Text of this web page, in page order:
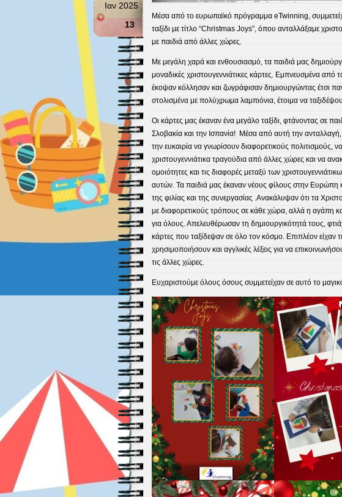
Ιαν 2025
13
Μέσα από το ευρωπαϊκό πρόγραμμα eTwinning,
ταξίδι με τίτλο “Christmas Joys”, όπου ανταλλάξαμε
με παιδιά από άλλες χώρες.
Με μεγάλη χαρά και ενθουσιασμό, τα παιδιά μας
μοναδικές χριστουγεννιάτικες κάρτες. Εμπνευσμένα από
έκοψαν κόλλησαν και ζωγράφισαν δημιουργώντας έτσι
στολισμένα με πολύχρωμα λαμπιόνια, έτοιμα να
Οι κάρτες μας έκαναν ένα μεγάλο ταξίδι, φτάνοντας σε
Σλοβακία και την Ισπανία! Μέσα από αυτή την ανταλλαγή,
την ευκαιρία να γνωρίσουν διαφορετικούς πολιτισμούς,
χριστουγεννιάτικα τραγούδια από άλλες χώρες και να
ομοιότητες και τις διαφορές μεταξύ των
αυτών. Τα παιδιά μας έκαναν νέους φίλους στην Ευρώπη
της φιλίας και της συνεργασίας .Ανακάλυψαν ότι τα
με διαφορετικούς τρόπους σε κάθε χώρα, αλλά η αγάπη
για όλους. Απελευθέρωσαν τη δημιουργικότητά τους,
κάρτες που ταξίδεψαν σε όλο τον κόσμο. Επιπλέον είχαν
χρησιμοποιήσουν και αγγλικές λέξεις για να
τις άλλες χώρες.
Ευχαριστούμε όλους όσους συμμετείχαν σε αυτό το μαγικό